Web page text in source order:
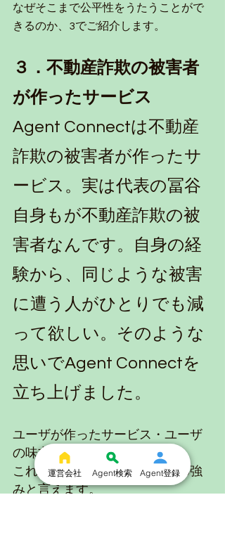
なぜそこまで公平性をうたうことがで
きるのか、3でご紹介します。
３．不動産詐欺の被害者
が作ったサービス
Agent Connectは不動産
詐欺の被害者が作ったサ
ービス。実は代表の冨谷
自身もが不動産詐欺の被
害者なんです。自身の経
験から、同じような被害
に遭う人がひとりでも減
って欲しい。そのような
思いでAgent Connectを
立ち上げました。
ユーザが作ったサービス・ユーザ
の味方
これがAgent Connectの最大の強
みと言えます。
運営会社 Agent検索 Agent登録